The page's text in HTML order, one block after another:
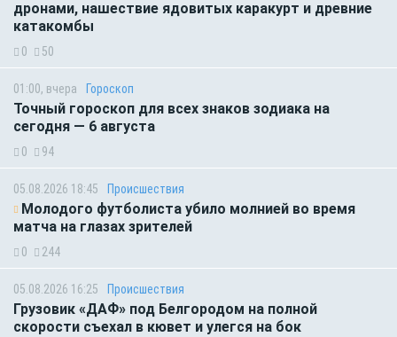
дронами, нашествие ядовитых каракурт и древние
катакомбы
0 50
01:00, вчера Гороскоп
Точный гороскоп для всех знаков зодиака на
сегодня — 6 августа
0 94
05.08.2026 18:45 Происшествия
Молодого футболиста убило молнией во время
матча на глазах зрителей
0 244
05.08.2026 16:25 Происшествия
Грузовик «ДАФ» под Белгородом на полной
скорости съехал в кювет и улегся на бок